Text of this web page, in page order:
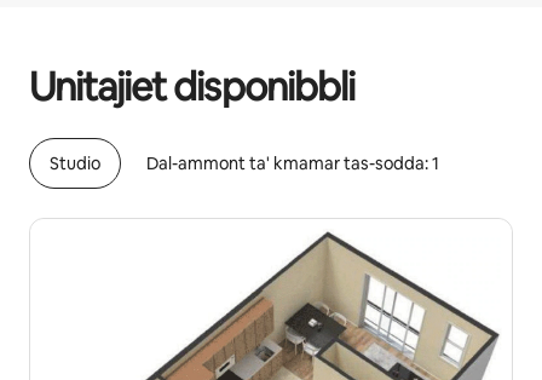
Unitajiet disponibbli
Studio Dal-ammont ta' kmamar tas-sodda: 1